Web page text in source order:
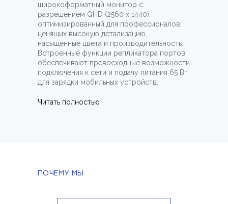
широкоформатный монитор с
разрешением QHD (2560 x 1440),
оптимизированный для профессионалов,
ценящих высокую детализацию,
насыщенные цвета и производительность.
Встроенные функции репликатора портов
обеспечивают превосходные возможности
подключения к сети и подачу питания 65 Вт
для зарядки мобильных устройств.
Читать полностью
ПОЧЕМУ МЫ